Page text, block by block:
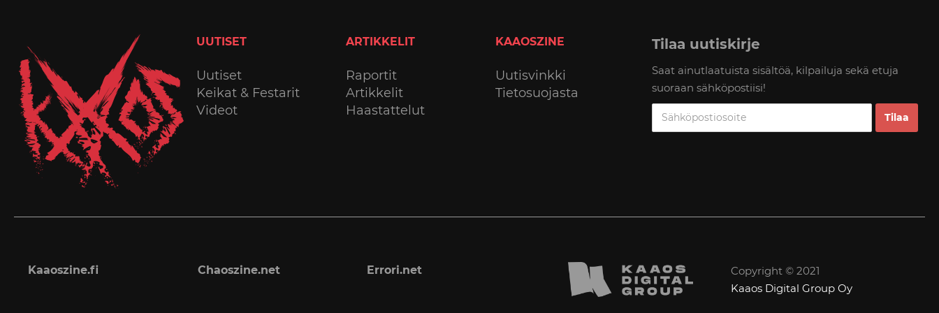
UUTISET
Uutiset
Keikat & Festarit
Videot
ARTIKKELIT
Raportit
Artikkelit
Haastattelut
KAAOSZINE
Uutisvinkki
Tietosuojasta
Tilaa uutiskirje
Saat ainutlaatuista sisältöä, kilpailuja sekä etuja
suoraan sähköpostiisi!
Kaaoszine.fi Chaoszine.net Errori.net
Copyright © 2021
Kaaos Digital Group Oy